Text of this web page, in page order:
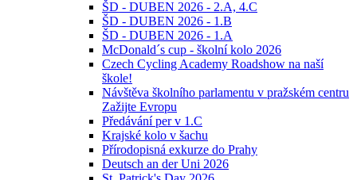
ŠD - DUBEN 2026 - 2.A, 4.C
ŠD - DUBEN 2026 - 1.B
ŠD - DUBEN 2026 - 1.A
McDonald´s cup - školní kolo 2026
Czech Cycling Academy Roadshow na naší
škole!
Návštěva školního parlamentu v pražském centru
Zažijte Evropu
Předávání per v 1.C
Krajské kolo v šachu
Přírodopisná exkurze do Prahy
Deutsch an der Uni 2026